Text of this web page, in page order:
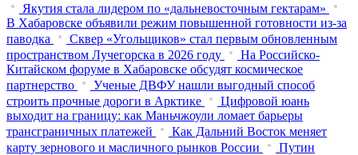
Якутия стала лидером по «дальневосточным гектарам»
В Хабаровске объявили режим повышенной готовности из‑за
паводка
Сквер «Угольщиков» стал первым обновленным
пространством Лучегорска в 2026 году
На Российско-
Китайском форуме в Хабаровске обсудят космическое
партнерство
Ученые ДВФУ нашли выгодный способ
строить прочные дороги в Арктике
Цифровой юань
выходит на границу: как Маньчжоули ломает барьеры
трансграничных платежей
Как Дальний Восток меняет
карту зернового и масличного рынков России
Путин